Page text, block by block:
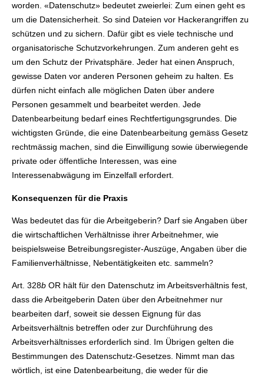
worden. «Datenschutz» bedeutet zweierlei: Zum einen geht es
um die Datensicherheit. So sind Dateien vor Hackerangriffen zu
schützen und zu sichern. Dafür gibt es viele technische und
organisatorische Schutzvorkehrungen. Zum anderen geht es
um den Schutz der Privatsphäre. Jeder hat einen Anspruch,
gewisse Daten vor anderen Personen geheim zu halten. Es
dürfen nicht einfach alle möglichen Daten über andere
Personen gesammelt und bearbeitet werden. Jede
Datenbearbeitung bedarf eines Rechtfertigungsgrundes. Die
wichtigsten Gründe, die eine Datenbearbeitung gemäss Gesetz
rechtmässig machen, sind die Einwilligung sowie überwiegende
private oder öffentliche Interessen, was eine
Interessenabwägung im Einzelfall erfordert.
Konsequenzen für die Praxis
Was bedeutet das für die Arbeitgeberin? Darf sie Angaben über
die wirtschaftlichen Verhältnisse ihrer Arbeitnehmer, wie
beispielsweise Betreibungsregister-Auszüge, Angaben über die
Familienverhältnisse, Nebentätigkeiten etc. sammeln?
Art. 328b OR hält für den Datenschutz im Arbeitsverhältnis fest,
dass die Arbeitgeberin Daten über den Arbeitnehmer nur
bearbeiten darf, soweit sie dessen Eignung für das
Arbeitsverhältnis betreffen oder zur Durchführung des
Arbeitsverhältnisses erforderlich sind. Im Übrigen gelten die
Bestimmungen des Datenschutz-Gesetzes. Nimmt man das
wörtlich, ist eine Datenbearbeitung, die weder für die